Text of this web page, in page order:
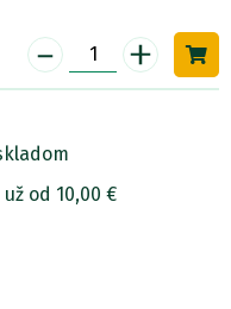
- +
od 10,00 €